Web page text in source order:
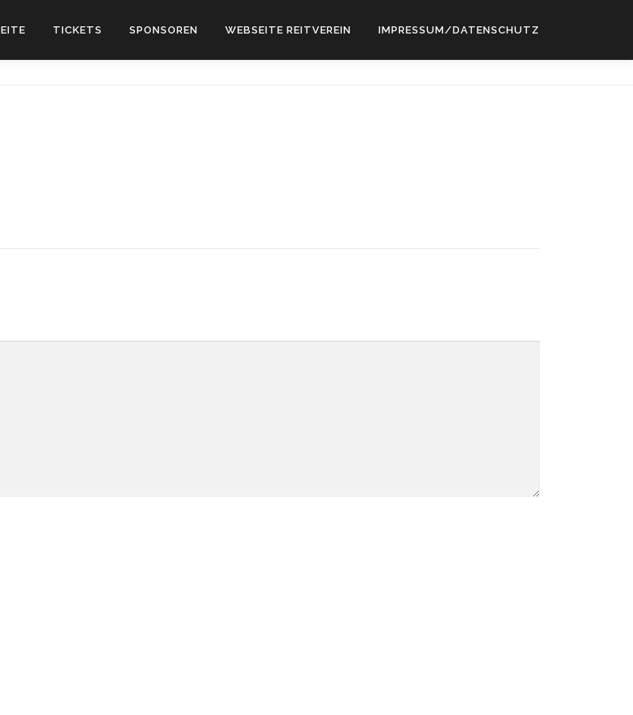
TICKETS SPONSOREN WEBSEITE REITVEREIN IMPRESSUM/DATENSCHUTZ